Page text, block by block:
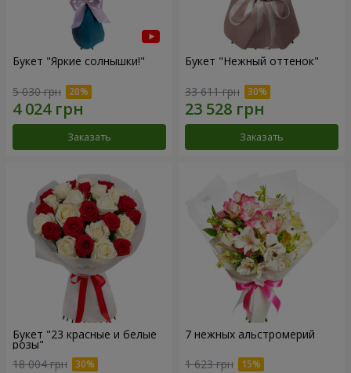
Букет "Яркие солнышки!"
5 030 грн
Заказать
Букет "Нежный оттенок"
33 611 грн
Заказать
Букет "23 красные и белые
розы"
18 004 грн
7 нежных альстромерий
1 623 грн